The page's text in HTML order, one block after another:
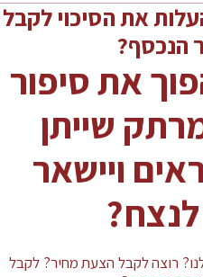
את הסיכוי לקבל
הנכסף?
את סיפור
שייתן
ויישאר
רוצה לקבל הצעת מחיר? לקבל